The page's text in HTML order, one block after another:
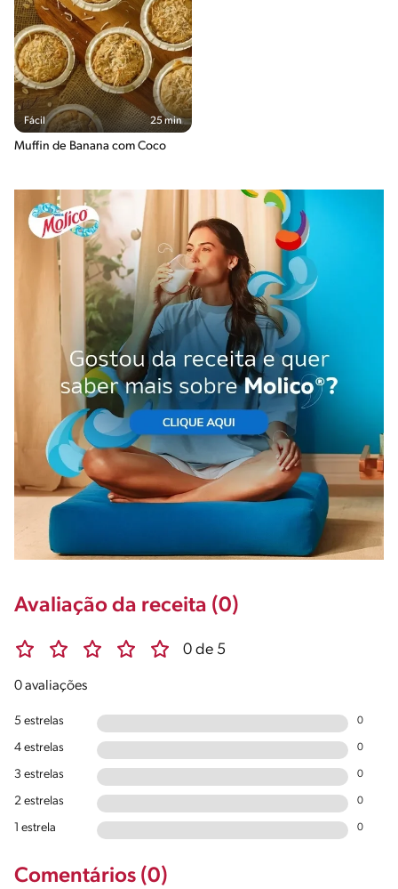
Fácil 25 min
Muffin de Banana com Coco
Avaliação da receita (0)
0 de 5
0 avaliações
5 estrelas 0
4 estrelas 0
3 estrelas 0
2 estrelas 0
1 estrela 0
Comentários (0)